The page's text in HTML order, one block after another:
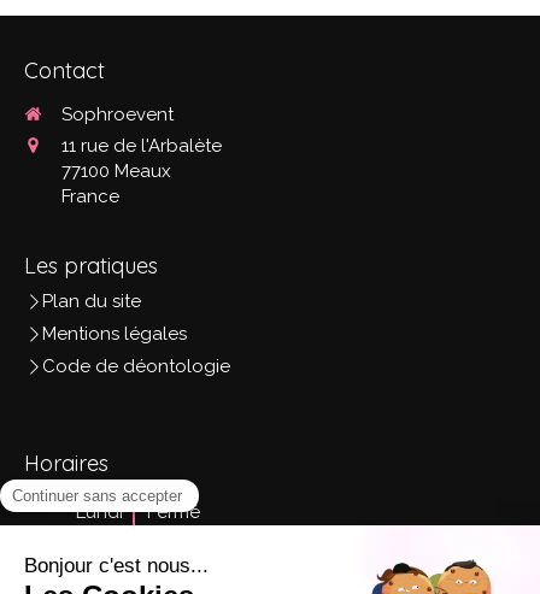
Contact
Sophroevent
11 rue de l'Arbalète
77100 Meaux
France
Les pratiques
Plan du site
Mentions légales
Code de déontologie
Horaires
Lundi
Fermé
Mercredi
9h - 18h